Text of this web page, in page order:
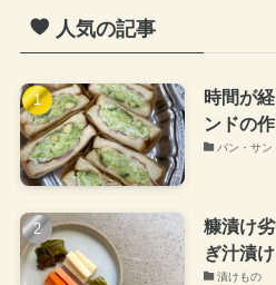
人気の記事
時間が
ンドの
パン・サン
糠漬け
ぎ汁漬け
漬けもの